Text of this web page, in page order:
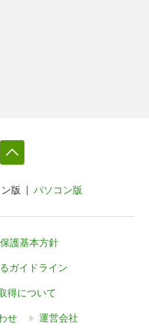
版 パソコン版
護基本方針
ガイドライン
得について
せ 運営会社